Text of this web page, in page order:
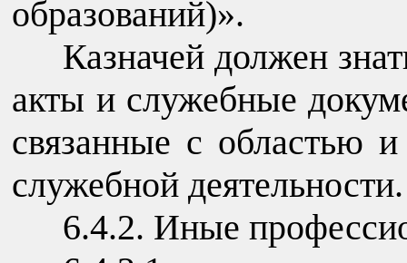
образований)».
Казначей должен
акты и служебные
связанные с областью
служебной деятельности.
6.4.2. Иные